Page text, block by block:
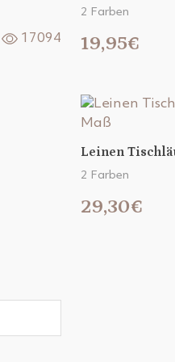
17094
2 Farben
19,95€
Leinen
2 Farben
29,30€